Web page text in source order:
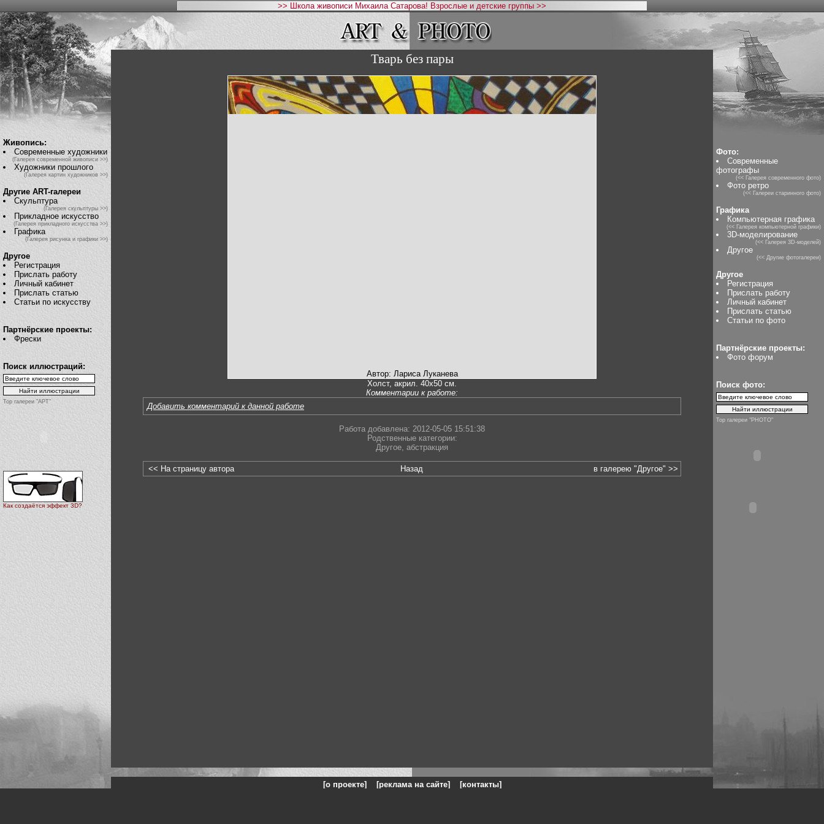
>> Школа живописи Михаила Сатарова! Взрослые и детские группы >>
Живопись:
Современные художники
(Галерея современной живописи >>)
Художники прошлого
(Галерея картин художников >>)
Другие ART-галереи
Скульптура
(Галерея скульптуры >>)
Прикладное искусство
(Галерея прикладного искусства >>)
Графика
(Галерея рисунка и графики >>)
Другое
Регистрация
Прислать работу
Личный кабинет
Прислать статью
Статьи по искусству
Партнёрские проекты:
Фрески
Поиск иллюстраций:
Top галереи "АРТ"
Как создаётся эффект 3D?
Тварь без пары
Автор: Лариса Луканева
Холст, акрил. 40х50 см.
Комментарии к работе:
Добавить комментарий к данной работе
Работа добавлена: 2012-05-05 15:51:38
Родственные категории:
Другое, абстракция
<< На страницу автора Назад в галерею "Другое" >>
Фото:
Современные
фотографы
(<< Галерея современного фото)
Фото ретро
(<< Галереи старинного фото)
Графика
Компьютерная графика
(<< Галерея компьютерной графики)
3D-моделирование
(<< Галерея 3D-моделей)
Другое
(<< Другие фотогалереи)
Другое
Регистрация
Прислать работу
Личный кабинет
Прислать статью
Статьи по фото
Партнёрские проекты:
Фото форум
Поиск фото:
Top галереи "PHOTO"
[о проекте] [реклама на сайте] [контакты]